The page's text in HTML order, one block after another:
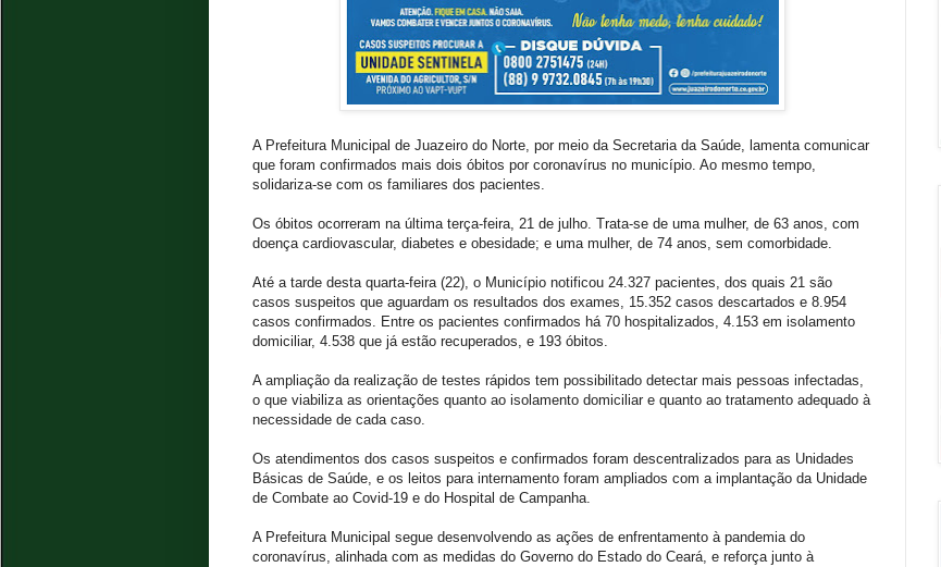
A Prefeitura Municipal de Juazeiro do Norte, por meio da Secretaria da Saúde, lamenta comunicar
que foram confirmados mais dois óbitos por coronavírus no município. Ao mesmo tempo,
solidariza-se com os familiares dos pacientes.
Os óbitos ocorreram na última terça-feira, 21 de julho. Trata-se de uma mulher, de 63 anos, com
doença cardiovascular, diabetes e obesidade; e uma mulher, de 74 anos, sem comorbidade.
Até a tarde desta quarta-feira (22), o Município notificou 24.327 pacientes, dos quais 21 são
casos suspeitos que aguardam os resultados dos exames, 15.352 casos descartados e 8.954
casos confirmados. Entre os pacientes confirmados há 70 hospitalizados, 4.153 em isolamento
domiciliar, 4.538 que já estão recuperados, e 193 óbitos.
A ampliação da realização de testes rápidos tem possibilitado detectar mais pessoas infectadas,
o que viabiliza as orientações quanto ao isolamento domiciliar e quanto ao tratamento adequado à
necessidade de cada caso.
Os atendimentos dos casos suspeitos e confirmados foram descentralizados para as Unidades
Básicas de Saúde, e os leitos para internamento foram ampliados com a implantação da Unidade
de Combate ao Covid-19 e do Hospital de Campanha.
A Prefeitura Municipal segue desenvolvendo as ações de enfrentamento à pandemia do
coronavírus, alinhada com as medidas do Governo do Estado do Ceará, e reforça junto à